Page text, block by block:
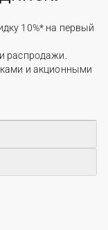
10%* на первый
распродажи.
и акционными